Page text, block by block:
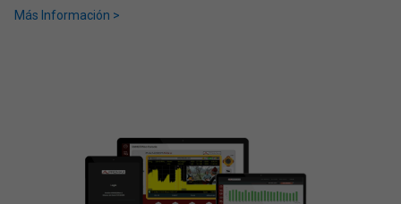
Más Información >